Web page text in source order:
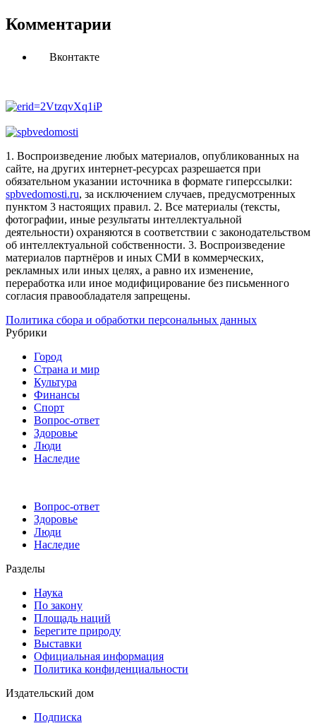
Комментарии
Вконтакте
1. Воспроизведение любых материалов, опубликованных на
сайте, на других интернет-ресурсах разрешается при
обязательном указании источника в формате гиперссылки:
spbvedomosti.ru, за исключением случаев, предусмотренных
пунктом 3 настоящих правил. 2. Все материалы (тексты,
фотографии, иные результаты интеллектуальной
деятельности) охраняются в соответствии с законодательством
об интеллектуальной собственности. 3. Воспроизведение
материалов партнёров и иных СМИ в коммерческих,
рекламных или иных целях, а равно их изменение,
переработка или иное модифицирование без письменного
согласия правообладателя запрещены.
Политика сбора и обработки персональных данных
Рубрики
Город
Страна и мир
Культура
Финансы
Спорт
Вопрос-ответ
Здоровье
Люди
Наследие
Вопрос-ответ
Здоровье
Люди
Наследие
Разделы
Наука
По закону
Площадь наций
Берегите природу
Выставки
Официальная информация
Политика конфиденциальности
Издательский дом
Подписка